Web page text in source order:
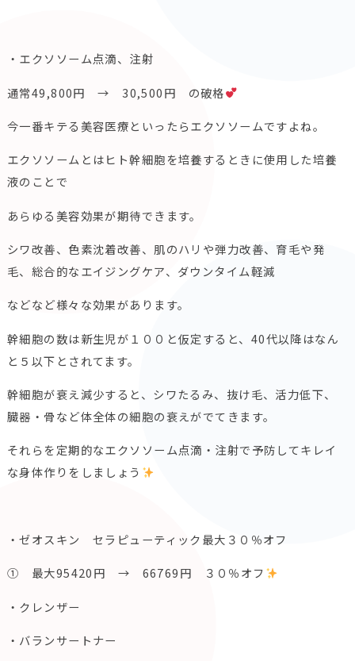
・エクソソーム点滴、注射
通常49,800円 → 30,500円 の破格
今一番キテる美容医療といったらエクソソームですよね。
エクソソームとはヒト幹細胞を培養するときに使用した培養
液のこ とで
あらゆる美容効果が期待できます。
シワ改善、色素沈着改善、肌のハリや弾力改善、育毛や発
毛、 総合的なエイジングケア、ダウンタイム軽減
などなど様々な効果があります。
幹細胞の数は新生児が１００と仮定すると、 40代以降はなん
と５以下とされてます。
幹細胞が衰え減少すると、シワたるみ、抜け毛、活力低下、
臓器・ 骨など体全体の細胞の衰えがでてきます。
それらを定期的なエクソソーム点滴・ 注射で予防してキレイ
な身体作りをしましょう
・ゼオスキン セラピューティック最大３０％オフ
① 最大95420円 → 66769円 ３０％オフ
・クレンザー
・バランサートナー